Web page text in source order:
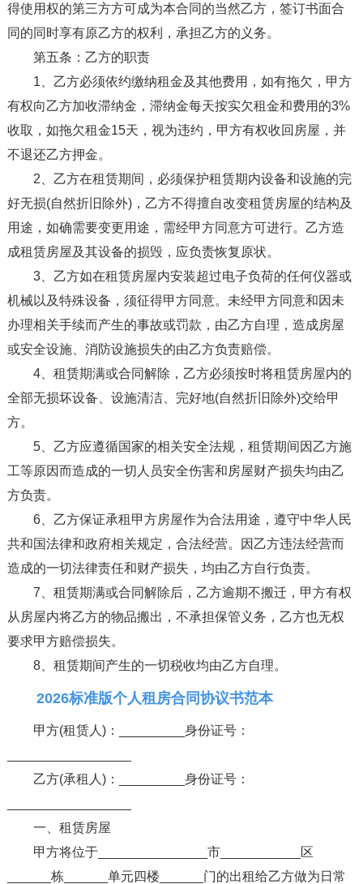
得使用权的第三方方可成为本合同的当然乙方，签订书面合
同的同时享有原乙方的权利，承担乙方的义务。
第五条：乙方的职责
1、乙方必须依约缴纳租金及其他费用，如有拖欠，甲方
有权向乙方加收滞纳金，滞纳金每天按实欠租金和费用的3%
收取，如拖欠租金15天，视为违约，甲方有权收回房屋，并
不退还乙方押金。
2、乙方在租赁期间，必须保护租赁期内设备和设施的完
好无损(自然折旧除外)，乙方不得擅自改变租赁房屋的结构及
用途，如确需要变更用途，需经甲方同意方可进行。乙方造
成租赁房屋及其设备的损毁，应负责恢复原状。
3、乙方如在租赁房屋内安装超过电子负荷的任何仪器或
机械以及特殊设备，须征得甲方同意。未经甲方同意和因未
办理相关手续而产生的事故或罚款，由乙方自理，造成房屋
或安全设施、消防设施损失的由乙方负责赔偿。
4、租赁期满或合同解除，乙方必须按时将租赁房屋内的
全部无损坏设备、设施清洁、完好地(自然折旧除外)交给甲
方。
5、乙方应遵循国家的相关安全法规，租赁期间因乙方施
工等原因而造成的一切人员安全伤害和房屋财产损失均由乙
方负责。
6、乙方保证承租甲方房屋作为合法用途，遵守中华人民
共和国法律和政府相关规定，合法经营。因乙方违法经营而
造成的一切法律责任和财产损失，均由乙方自行负责。
7、租赁期满或合同解除后，乙方逾期不搬迁，甲方有权
从房屋内将乙方的物品搬出，不承担保管义务，乙方也无权
要求甲方赔偿损失。
8、租赁期间产生的一切税收均由乙方自理。
2026标准版个人租房合同协议书范本
甲方(租赁人)：_________身份证号：
乙方(承租人)：_________身份证号：
一、租赁房屋
甲方将位于_______________市___________区
______栋______单元四楼______门的出租给乙方做为日常